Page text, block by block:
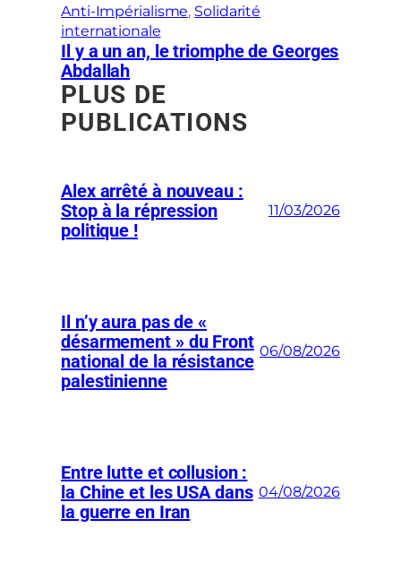
Anti-Impérialisme, Solidarité
internationale
Il y a un an, le triomphe de Georges
Abdallah
PLUS DE
PUBLICATIONS
Alex arrêté à nouveau :
Stop à la répression
politique !
11/03/2026
Il n’y aura pas de «
désarmement » du Front
national de la résistance
palestinienne
06/08/2026
Entre lutte et collusion :
la Chine et les USA dans
la guerre en Iran
04/08/2026